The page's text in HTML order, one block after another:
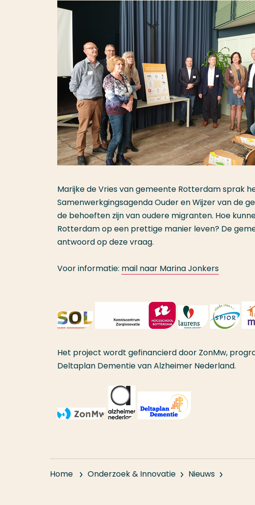
Marijke de Vries van gemeente Rotterdam sprak
Samenwerkgingsagenda Ouder en Wijzer van de
de behoeften zijn van oudere migranten. Hoe
Rotterdam op een prettige manier leven? De
antwoord op deze vraag.
Voor informatie: mail naar Marina Jonkers
Het project wordt gefinancierd door ZonMw,
Deltaplan Dementie van Alzheimer Nederland.
Home Onderzoek & Innovatie Nieuws